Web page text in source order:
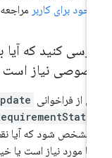
برای کاربرمراجعه
کنید که آیا به
نیاز است یا
از فراخوانی
مشخص شود که آیا نقطه
مورد نیاز است یا خیر.